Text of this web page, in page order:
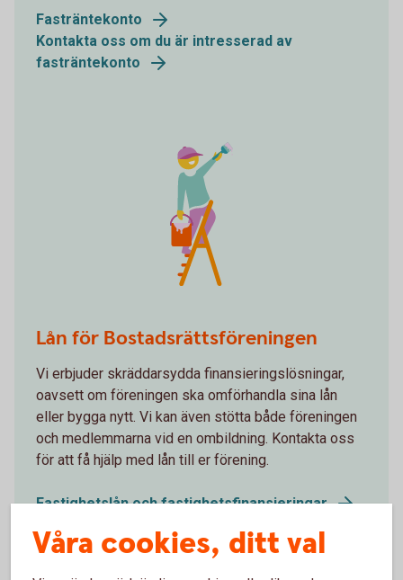
Fasträntekonto
Kontakta oss om du är intresserad av
fasträntekonto
Lån för Bostadsrättsföreningen
Vi erbjuder skräddarsydda finansieringslösningar,
oavsett om föreningen ska omförhandla sina lån
eller bygga nytt. Vi kan även stötta både föreningen
och medlemmarna vid en ombildning. Kontakta oss
för att få hjälp med lån till er förening.
Fastighetslån och fastighetsfinansieringar
bostadsrättsföreningen
Våra cookies, ditt val